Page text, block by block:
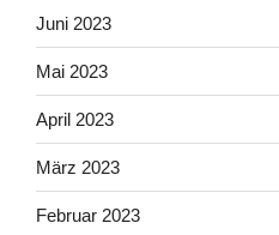
Juni 2023
Mai 2023
April 2023
März 2023
Februar 2023